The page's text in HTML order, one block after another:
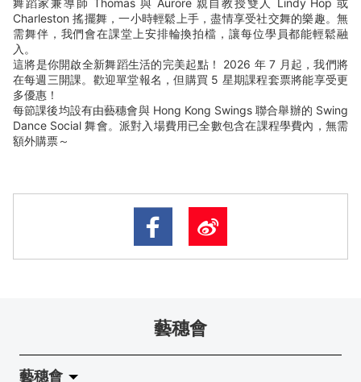
舞蹈家兼導師 Thomas 與 Aurore 親自教授雙人 Lindy Hop 或
Charleston 搖擺舞，一小時輕鬆上手，盡情享受社交舞的樂趣。無
需舞伴，我們會在課堂上安排輪換拍檔，讓每位學員都能輕鬆融
入。
這將是你開啟全新舞蹈生活的完美起點！ 2026 年 7 月起，我們將
在每週三開課。歡迎單堂報名，但購買 5 星期課程套票將能享受更
多優惠！
每節課後均設有由藝穗會與 Hong Kong Swings 聯合舉辦的 Swing
Dance Social 舞會。派對入場費用已全數包含在課程學費內，無需
額外購票～
藝穗會
藝穗會